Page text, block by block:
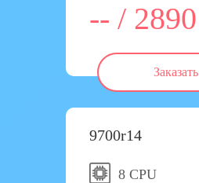
-- / 2890
Заказать
9700r14
8 CPU